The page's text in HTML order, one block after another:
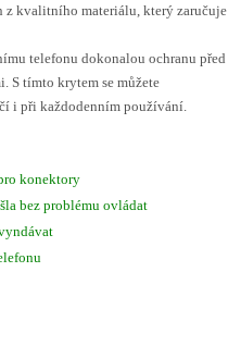
z kvalitního materiálu, který zaručuje
telefonu dokonalou ochranu před
S tímto krytem se můžete
i při každodenním používání.
konektory
bez problému ovládat